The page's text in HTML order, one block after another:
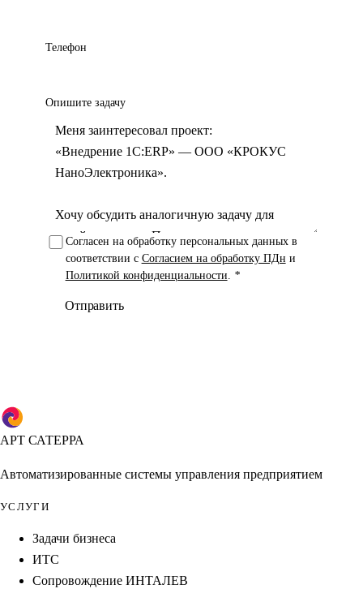
Телефон
Опишите задачу
Согласен на обработку персональных данных в
соответствии с Согласием на обработку ПДн и
Политикой конфиденциальности. *
Отправить
АРТ САТЕРРА
Автоматизированные системы управления предприятием
УСЛУГИ
Задачи бизнеса
ИТС
Сопровождение ИНТАЛЕВ